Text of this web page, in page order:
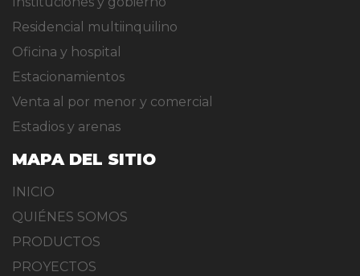
Residencial multiinquilino
Oficina y hospital
Estacionamientos
Venta al por menor y comercial
Estadios y arenas
MAPA DEL SITIO
INICIO
QUIÉNES SOMOS
PRODUCTOS
PROYECTOS